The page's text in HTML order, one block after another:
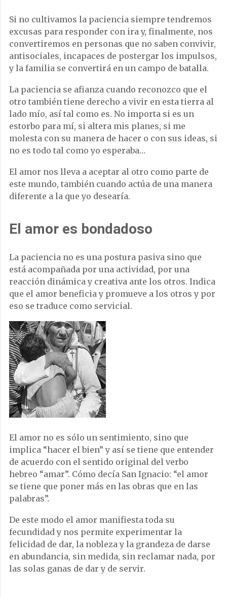
Si no cultivamos la paciencia siempre tendremos
excusas para responder con ira y, finalmente, nos
convertiremos en personas que no saben convivir,
antisociales, incapaces de postergar los impulsos,
y la familia se convertirá en un campo de batalla.
La paciencia se afianza cuando reconozco que el
otro también tiene derecho a vivir en esta tierra al
lado mío, así tal como es. No importa si es un
estorbo para mí, si altera mis planes, si me
molesta con su manera de hacer o con sus ideas, si
no es todo tal como yo esperaba…
El amor nos lleva a aceptar al otro como parte de
este mundo, también cuando actúa de una manera
diferente a la que yo desearía.
El amor es bondadoso
La paciencia no es una postura pasiva sino que
está acompañada por una actividad, por una
reacción dinámica y creativa ante los otros. Indica
que el amor beneficia y promueve a los otros y por
eso se traduce como servicial.
El amor no es sólo un sentimiento, sino que
implica “hacer el bien” y así se tiene que entender
de acuerdo con el sentido original del verbo
hebreo “amar”. Cómo decía San Ignacio: “el amor
se tiene que poner más en las obras que en las
palabras”.
De este modo el amor manifiesta toda su
fecundidad y nos permite experimentar la
felicidad de dar, la nobleza y la grandeza de darse
en abundancia, sin medida, sin reclamar nada, por
las solas ganas de dar y de servir.